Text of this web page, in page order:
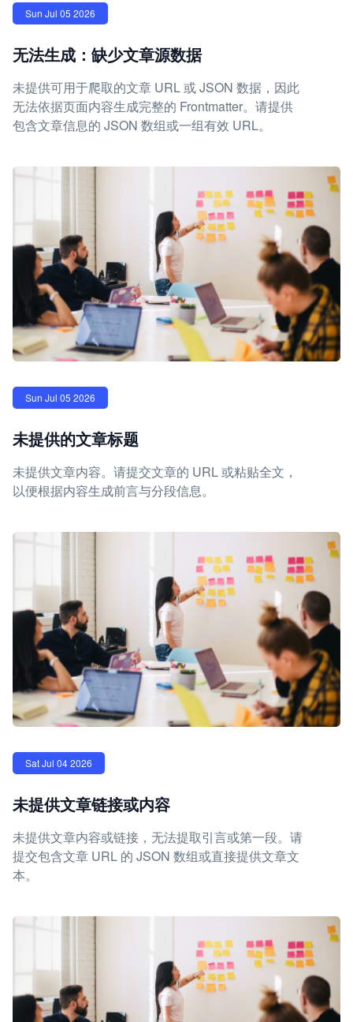
Sun Jul 05 2026
无法生成：缺少文章源数据
未提供可用于爬取的文章 URL 或 JSON 数据，因此
无法依据页面内容生成完整的 Frontmatter。请提供
包含文章信息的 JSON 数组或一组有效 URL。
Sun Jul 05 2026
未提供的文章标题
未提供文章内容。请提交文章的 URL 或粘贴全文，
以便根据内容生成前言与分段信息。
Sat Jul 04 2026
未提供文章链接或内容
未提供文章内容或链接，无法提取引言或第一段。请
提交包含文章 URL 的 JSON 数组或直接提供文章文
本。